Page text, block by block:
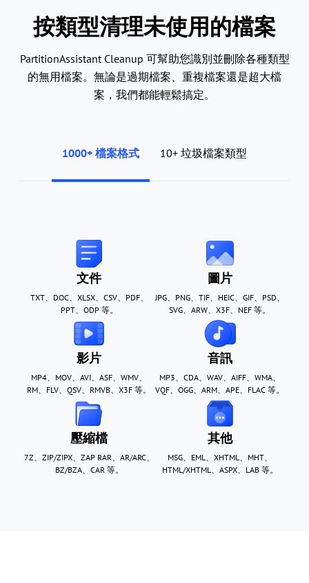
按類型清理未使用的檔案
PartitionAssistant Cleanup 可幫助您識別並刪除各種類型
的無用檔案。無論是過期檔案、重複檔案還是超大檔
案，我們都能輕鬆搞定。
1000+ 檔案格式 10+ 垃圾檔案類型
文件
TXT、DOC、XLSX、CSV、PDF、
PPT、ODP 等。
圖片
JPG、PNG、TIF、HEIC、GIF、PSD、
SVG、ARW、X3F、NEF 等。
影片
MP4、MOV、AVI、ASF、WMV、
RM、FLV、QSV、RMVB、X3F 等。
音訊
MP3、CDA、WAV、AIFF、WMA、
VQF、OGG、ARM、APE、FLAC 等。
壓縮檔
7Z、ZIP/ZIPX、ZAP RAR、AR/ARC、
BZ/BZA、CAR 等。
其他
MSG、EML、XHTML、MHT、
HTML/XHTML、ASPX、LAB 等。